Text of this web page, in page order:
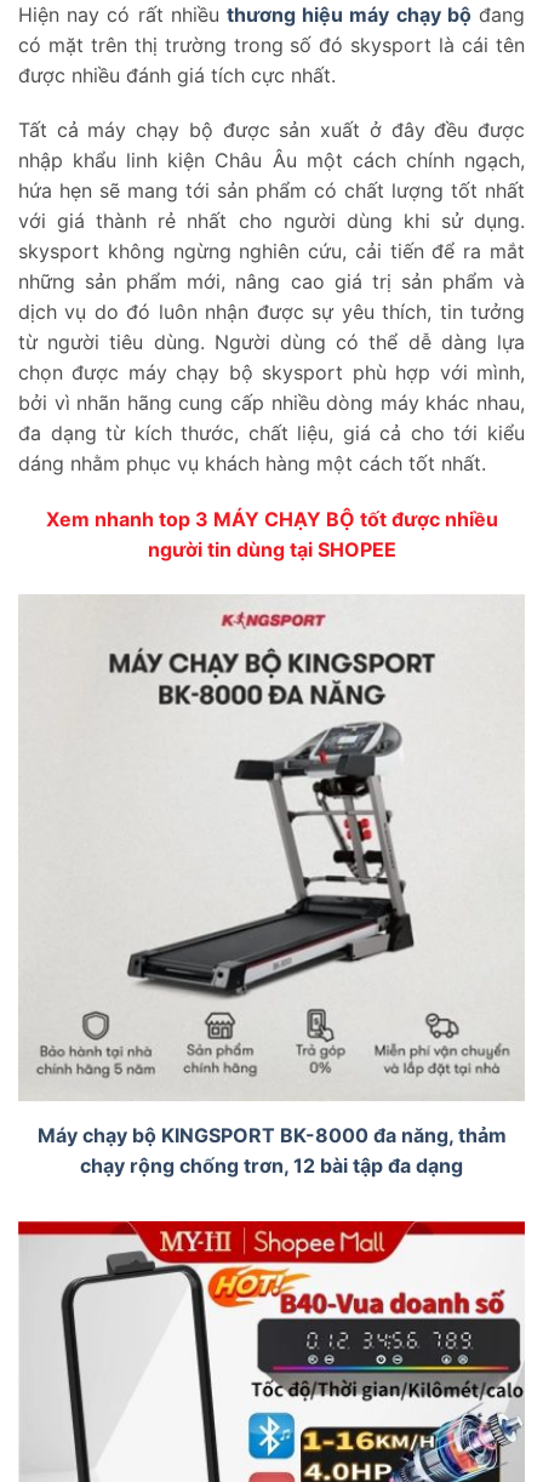
Hiện nay có rất nhiều thương hiệu máy chạy bộđang
có mặt trên thị trường trong số đó skysport là cái tên
được nhiều đánh giá tích cực nhất.
Tất cả máy chạy bộ được sản xuất ở đây đều được
nhập khẩu linh kiện Châu Âu một cách chính ngạch,
hứa hẹn sẽ mang tới sản phẩm có chất lượng tốt nhất
với giá thành rẻ nhất cho người dùng khi sử dụng.
skysport không ngừng nghiên cứu, cải tiến để ra mắt
những sản phẩm mới, nâng cao giá trị sản phẩm và
dịch vụ do đó luôn nhận được sự yêu thích, tin tưởng
từ người tiêu dùng. Người dùng có thể dễ dàng lựa
chọn được máy chạy bộ skysport phù hợp với mình,
bởi vì nhãn hãng cung cấp nhiều dòng máy khác nhau,
đa dạng từ kích thước, chất liệu, giá cả cho tới kiểu
dáng nhằm phục vụ khách hàng một cách tốt nhất.
Xem nhanh top 3 MÁY CHẠY BỘ tốt được nhiều
người tin dùng tại SHOPEE
Máy chạy bộ KINGSPORT BK-8000 đa năng, thảm
chạy rộng chống trơn, 12 bài tập đa dạng